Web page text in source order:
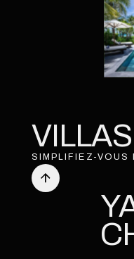
VILLAS
SIMPLIFIEZ-VOUS